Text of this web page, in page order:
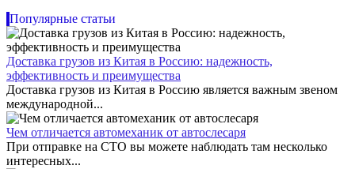
Популярные статьи
Доставка грузов из Китая в Россию: надежность,
эффективность и преимущества
Доставка грузов из Китая в Россию является важным звеном
международной...
Чем отличается автомеханик от автослесаря
При отправке на СТО вы можете наблюдать там несколько
интересных...